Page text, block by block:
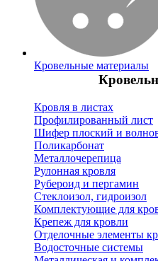
Кровельные материалы
Кровля в листах
Профилированный лист
Шифер плоский и
Поликарбонат
Металлочерепица
Рулонная кровля
Рубероид и пергамин
Стеклоизол, гидроизол
Комплектующие для
Крепеж для кровли
Отделочные элементы
Водосточные системы